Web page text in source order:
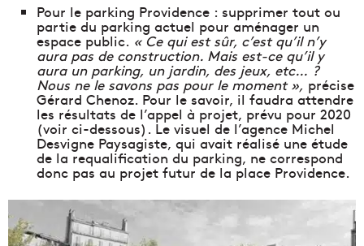
Pour le parking Providence : supprimer tout ou
partie du parking actuel pour aménager un
espace public. « Ce qui est sûr, c’est qu’il n’y
aura pas de construction. Mais est-ce qu’il y
aura un parking, un jardin, des jeux, etc… ?
Nous ne le savons pas pour le moment », précise
Gérard Chenoz. Pour le savoir, il faudra attendre
les résultats de l’appel à projet, prévu pour 2020
(voir ci-dessous). Le visuel de l’agence Michel
Desvigne Paysagiste, qui avait réalisé une étude
de la requalification du parking, ne correspond
donc pas au projet futur de la place Providence.